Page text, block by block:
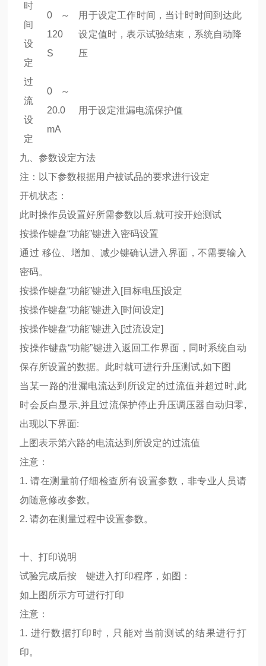
时
间
设
定
0 ～
120
S
用于设定工作时间，当计时时间到达此
设定值时，表示试验结束，系统自动降
压
过
流
设
定
0 ～
20.0
mA
用于设定泄漏电流保护值
九、参数设定方法
注：以下参数根据用户被试品的要求进行设定
开机状态：
此时操作员设置好所需参数以后,就可按开始测试
按操作键盘“功能”键进入密码设置
通过 移位、增加、减少键确认进入界面，不需要输入
密码。
按操作键盘“功能”键进入[目标电压]设定
按操作键盘“功能”键进入[时间设定]
按操作键盘“功能”键进入[过流设定]
按操作键盘“功能”键进入返回工作界面，同时系统自动
保存所设置的数据。此时就可进行升压测试,如下图
当某一路的泄漏电流达到所设定的过流值并超过时,此
时会反白显示,并且过流保护停止升压调压器自动归零,
出现以下界面:
上图表示第六路的电流达到所设定的过流值
注意：
1. 请在测量前仔细检查所有设置参数，非专业人员请
勿随意修改参数。
2. 请勿在测量过程中设置参数。
十、打印说明
试验完成后按 键进入打印程序，如图：
如上图所示方可进行打印
注意：
1. 进行数据打印时，只能对当前测试的结果进行打
印。